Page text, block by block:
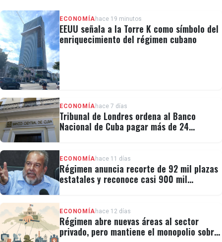
ECONOMÍA hace 19 minutos
EEUU señala a la Torre K como símbolo del
enriquecimiento del régimen cubano
ECONOMÍA hace 7 días
Tribunal de Londres ordena al Banco
Nacional de Cuba pagar más de 24
ECONOMÍA hace 11 días
Régimen anuncia recorte de 92 mil plazas
estatales y reconoce casi 900 mil
ECONOMÍA hace 12 días
Régimen abre nuevas áreas al sector
privado, pero mantiene el monopolio sobre